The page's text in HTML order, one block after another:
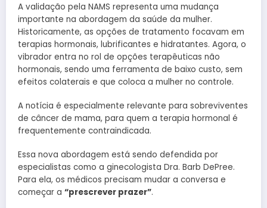
A validação pela NAMS representa uma mudança
importante na abordagem da saúde da mulher.
Historicamente, as opções de tratamento focavam em
terapias hormonais, lubrificantes e hidratantes. Agora, o
vibrador entra no rol de opções terapêuticas não
hormonais, sendo uma ferramenta de baixo custo, sem
efeitos colaterais e que coloca a mulher no controle.
A notícia é especialmente relevante para sobreviventes
de câncer de mama, para quem a terapia hormonal é
frequentemente contraindicada.
Essa nova abordagem está sendo defendida por
especialistas como a ginecologista Dra. Barb DePree.
Para ela, os médicos precisam mudar a conversa e
começar a “prescrever prazer”.